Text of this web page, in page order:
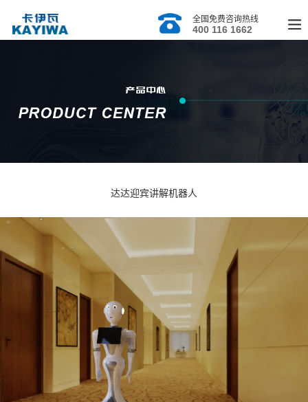
全国免费咨询热线
400 116 1662
达达迎宾讲解机器人